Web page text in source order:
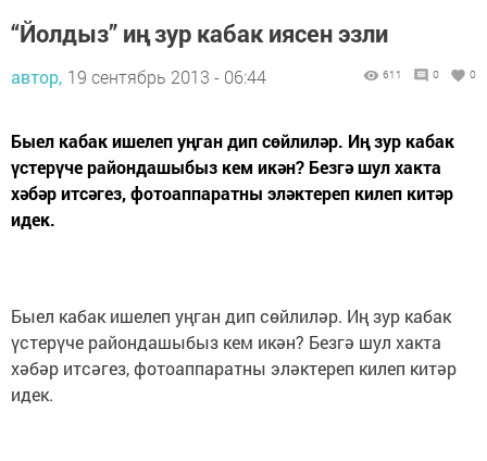
“Йолдыз” иң зур кабак иясен эзли
автор, 19 сентябрь 2013 - 06:44 611 0 0
Быел кабак ишелеп уңган дип сөйлиләр. Иң зур кабак
үстерүче райондашыбыз кем икән? Безгә шул хакта
хәбәр итсәгез, фотоаппаратны эләктереп килеп китәр
идек.
Быел кабак ишелеп уңган дип сөйлиләр. Иң зур кабак
үстерүче райондашыбыз кем икән? Безгә шул хакта
хәбәр итсәгез, фотоаппаратны эләктереп килеп китәр
идек.